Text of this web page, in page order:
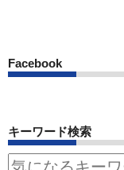
Facebook
キーワード検索